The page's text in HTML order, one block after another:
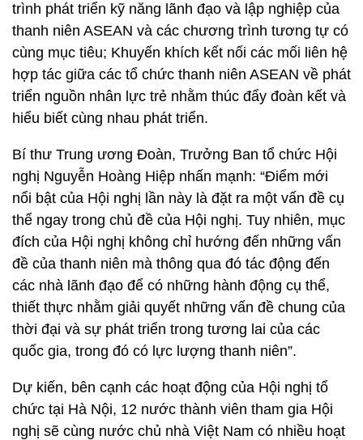
trình phát triển kỹ năng lãnh đạo và lập nghiệp của
thanh niên ASEAN và các chương trình tương tự có
cùng mục tiêu; Khuyến khích kết nối các mối liên hệ
hợp tác giữa các tổ chức thanh niên ASEAN về phát
triển nguồn nhân lực trẻ nhằm thúc đẩy đoàn kết và
hiểu biết cùng nhau phát triển.
Bí thư Trung ương Đoàn, Trưởng Ban tổ chức Hội
nghị Nguyễn Hoàng Hiệp nhấn mạnh: “Điểm mới
nổi bật của Hội nghị lần này là đặt ra một vấn đề cụ
thể ngay trong chủ đề của Hội nghị. Tuy nhiên, mục
đích của Hội nghị không chỉ hướng đến những vấn
đề của thanh niên mà thông qua đó tác động đến
các nhà lãnh đạo để có những hành động cụ thể,
thiết thực nhằm giải quyết những vấn đề chung của
thời đại và sự phát triển trong tương lai của các
quốc gia, trong đó có lực lượng thanh niên”.
Dự kiến, bên cạnh các hoạt động của Hội nghị tổ
chức tại Hà Nội, 12 nước thành viên tham gia Hội
nghị sẽ cùng nước chủ nhà Việt Nam có nhiều hoạt